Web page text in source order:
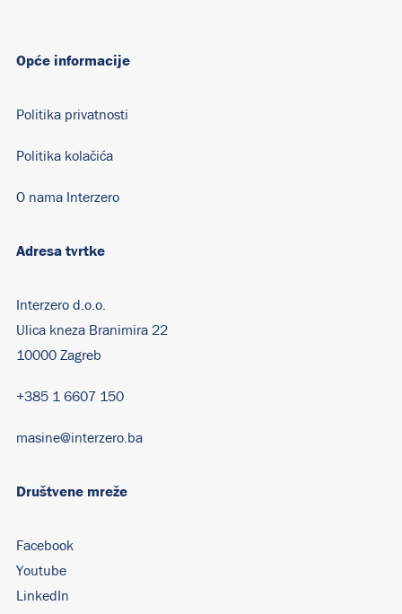
Adresa tvrtke
Interzero d.o.o.
Ulica kneza Branimira 22
10000 Zagreb
+385 1 6607 150
masine@interzero.ba
Opće informacije
Politika privatnosti
Politika kolačića
O nama Interzero
Društvene mreže
Facebook
Youtube
LinkedIn